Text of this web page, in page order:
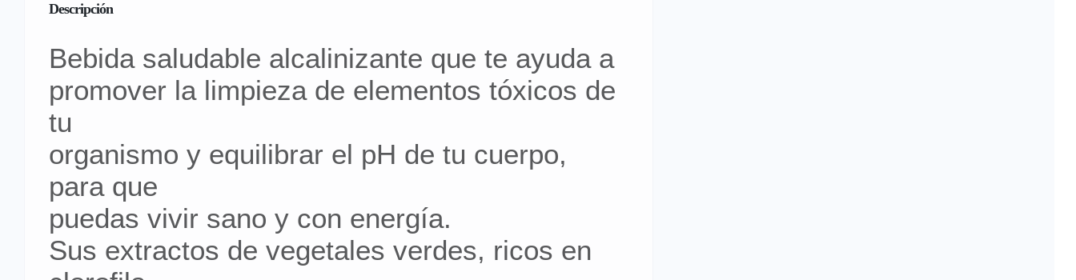
Descripción
Bebida saludable alcalinizante que te ayuda a
promover la limpieza de elementos tóxicos de
tu
organismo y equilibrar el pH de tu cuerpo,
para que
puedas vivir sano y con energía.
Sus extractos de vegetales verdes, ricos en